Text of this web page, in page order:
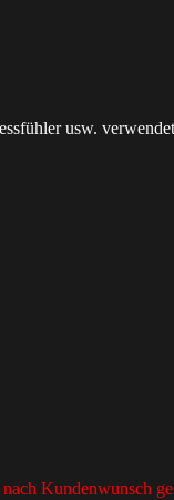
usw.
Kundenwunsch